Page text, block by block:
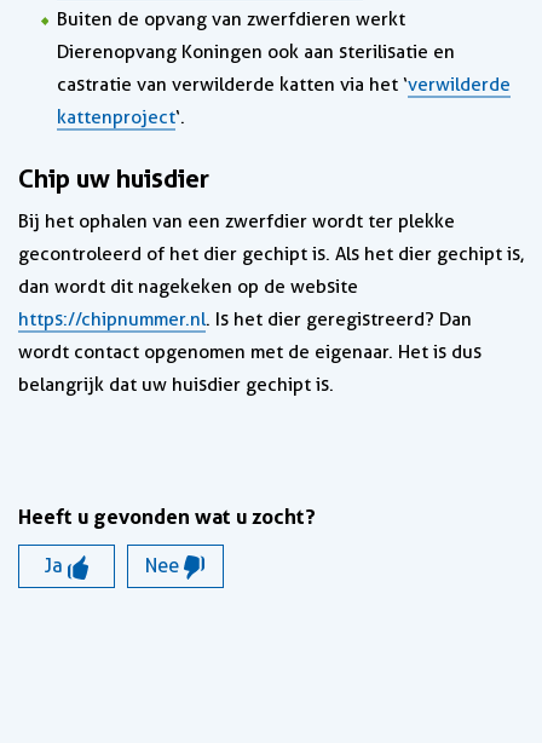
Buiten de opvang van zwerfdieren werkt
Dierenopvang Koningen ook aan sterilisatie en
castratie van verwilderde katten via het ‘verwilderde
kattenproject‘.
Chip uw huisdier
Bij het ophalen van een zwerfdier wordt ter plekke
gecontroleerd of het dier gechipt is. Als het dier gechipt is,
dan wordt dit nagekeken op de website
https://chipnummer.nl. Is het dier geregistreerd? Dan
wordt contact opgenomen met de eigenaar. Het is dus
belangrijk dat uw huisdier gechipt is.
Heeft u gevonden wat u zocht?
Ja Nee